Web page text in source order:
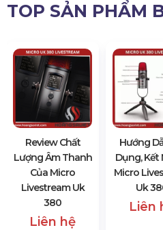
TOP SẢN PHẨM
Review Chất
Lượng Âm Thanh
Của Micro
Livestream Uk
380
Liên hệ
Hướng
Dụng, Kết
Micro
Uk
Liên